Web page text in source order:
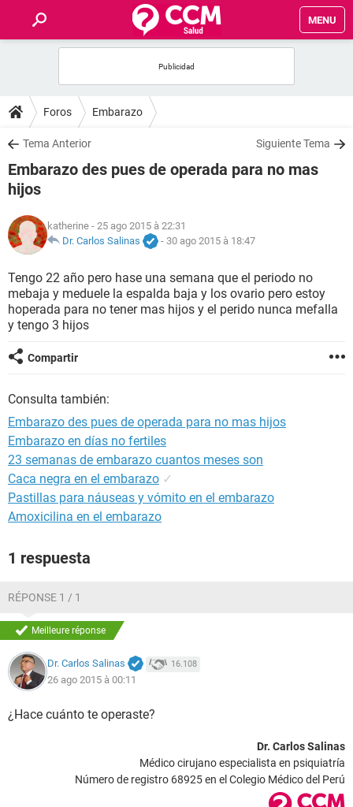
MENU
FORUMS
SALUD
FAMILIA
NUTRICIÓN
SEXUALIDAD
Foros Embarazo
Tema Anterior Siguiente Tema
Embarazo des pues de operada para no mas
hijos
katherine - 25 ago 2015 à 22:31
Dr. Carlos Salinas
- 30 ago 2015 à 18:47
Tengo 22 año pero hase una semana que el periodo no
mebaja y meduele la espalda baja y los ovario pero estoy
hoperada para no tener mas hijos y el perido nunca mefalla
y tengo 3 hijos
Compartir
Consulta también:
Embarazo des pues de operada para no mas hijos
Embarazo en días no fertiles
23 semanas de embarazo cuantos meses son
Caca negra en el embarazo ✓
Pastillas para náuseas y vómito en el embarazo
Amoxicilina en el embarazo
1 respuesta
RÉPONSE 1 / 1
Meilleure réponse
Dr. Carlos Salinas 16.108
26 ago 2015 à 00:11
¿Hace cuánto te operaste?
Dr. Carlos Salinas
Médico cirujano especialista en psiquiatría
Número de registro 68925 en el Colegio Médico del Perú